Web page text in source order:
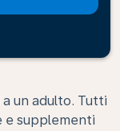
un adulto. Tutti
e supplementi